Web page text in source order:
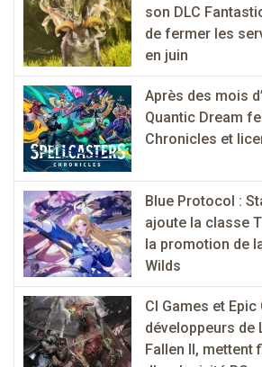
son DLC
de fermer les
en juin
Après des mois
Quantic Dream
Chronicles et
Blue Protocol :
ajoute la classe
la promotion de
Wilds
CI Games et Epic
développeurs de
Fallen II, mettent